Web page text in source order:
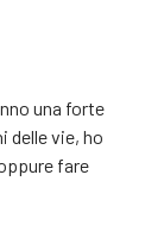
una forte
delle vie, ho
fare